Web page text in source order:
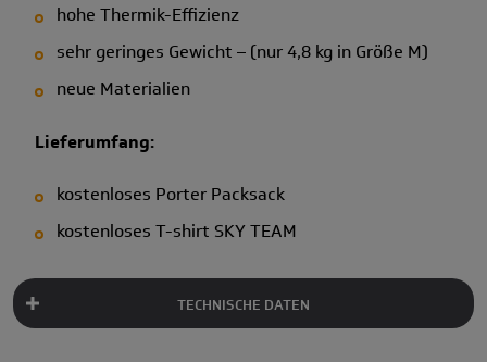
hohe Thermik-Effizienz
sehr geringes Gewicht – (nur 4,8 kg in Größe M)
neue Materialien
Lieferumfang:
kostenloses Porter Packsack
kostenloses T-shirt SKY TEAM
TECHNISCHE DATEN